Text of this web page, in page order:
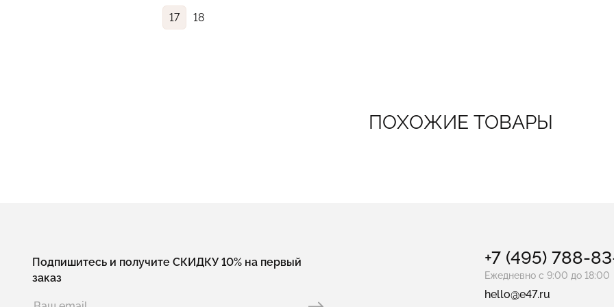
17 18
ПОХОЖИЕ ТОВАРЫ
Подпишитесь и получите СКИДКУ 10% на первый
заказ
+7 (495) 788-
Ежедневно с 9:00 до 18:00
hello@e47.ru